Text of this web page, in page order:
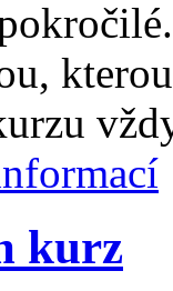
kurz